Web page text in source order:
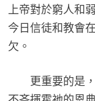
上帝對於窮人和
今日信徒和教會
欠。
更重要的是，